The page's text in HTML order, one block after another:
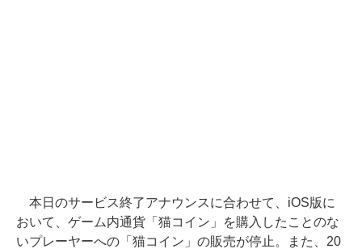
本日のサービス終了アナウンスに合わせて、iOS版に
おいて、ゲーム内通貨「猫コイン」を購入したことのな
いプレーヤーへの「猫コイン」の販売が停止。また、20